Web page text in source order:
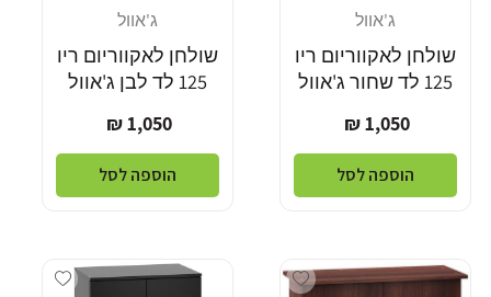
ג'אוול
שולחן לאקווריום ריו
125 לד שחור ג'אוול
מחיר
רגיל
1,050 ₪
הוספה לסל
ג'אוול
שולחן לאקווריום ריו
125 לד לבן ג'אוול
מחיר
רגיל
1,050 ₪
הוספה לסל
Add wishlist
Add wishlist